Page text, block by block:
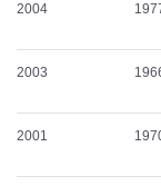
2004
2003
2001